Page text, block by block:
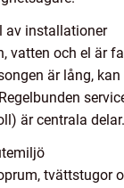
av installationer
vatten och el är
är lång,
är centrala delar.
tvättstugor